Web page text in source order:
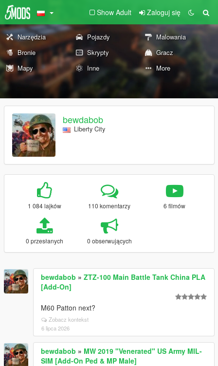
Show Adult Zaloguj się
Narzędzia Pojazdy
Malowania
Bronie
Skrypty
Gracz
Mapy
Inne More
bewdabob
Liberty City
1 084 lajków 110 komentarzy 6 filmów
0 przesłanych 0 obserwujących
bewdabob » ZTZ-100 Main Battle Tank China PLA
[Add-On]
M60 Patton next?
Zobacz kontekst
6 lipca 2026
bewdabob » MW 2019 "Venerated" US Army MIL-
SIM [Add-On Ped & MP Male]